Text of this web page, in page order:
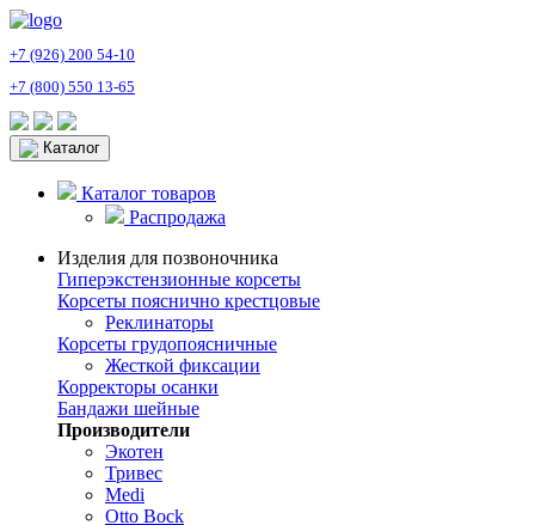
+7 (926) 200 54-10
+7 (800) 550 13-65
Каталог
Каталог товаров
Распродажа
Изделия для позвоночника
Гиперэкстензионные корсеты
Корсеты пояснично крестцовые
Реклинаторы
Корсеты грудопоясничные
Жесткой фиксации
Корректоры осанки
Бандажи шейные
Производители
Экотен
Тривес
Medi
Otto Bock